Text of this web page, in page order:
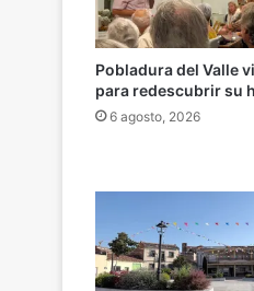
Pobladura del Valle
para redescubrir su
6 agosto, 2026